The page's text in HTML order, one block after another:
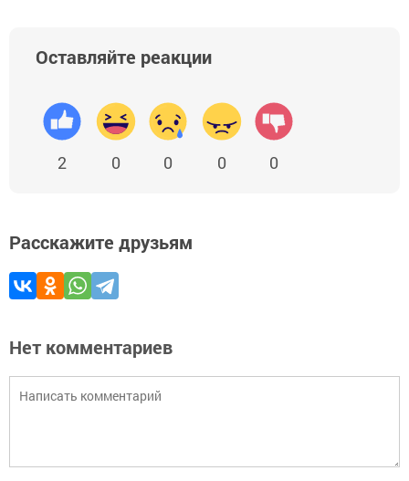
Оставляйте реакции
2 0 0 0 0
Расскажите друзьям
Нет комментариев